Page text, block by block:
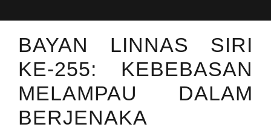
BAYAN LINNAS SIRI
KE-255: KEBEBASAN
MELAMPAU DALAM
BERJENAKA